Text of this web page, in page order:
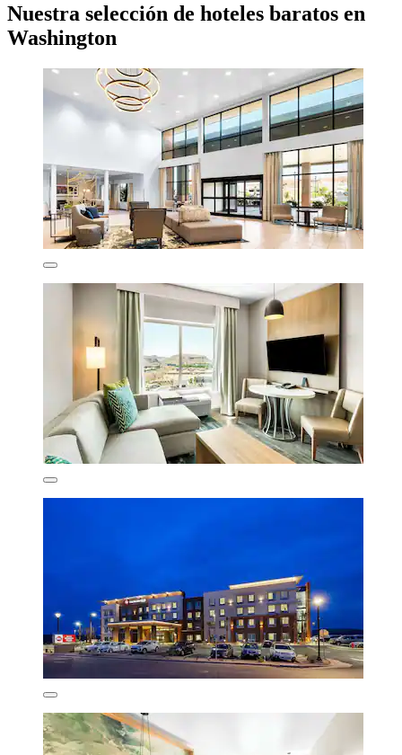
Nuestra selección de hoteles baratos en
Washington